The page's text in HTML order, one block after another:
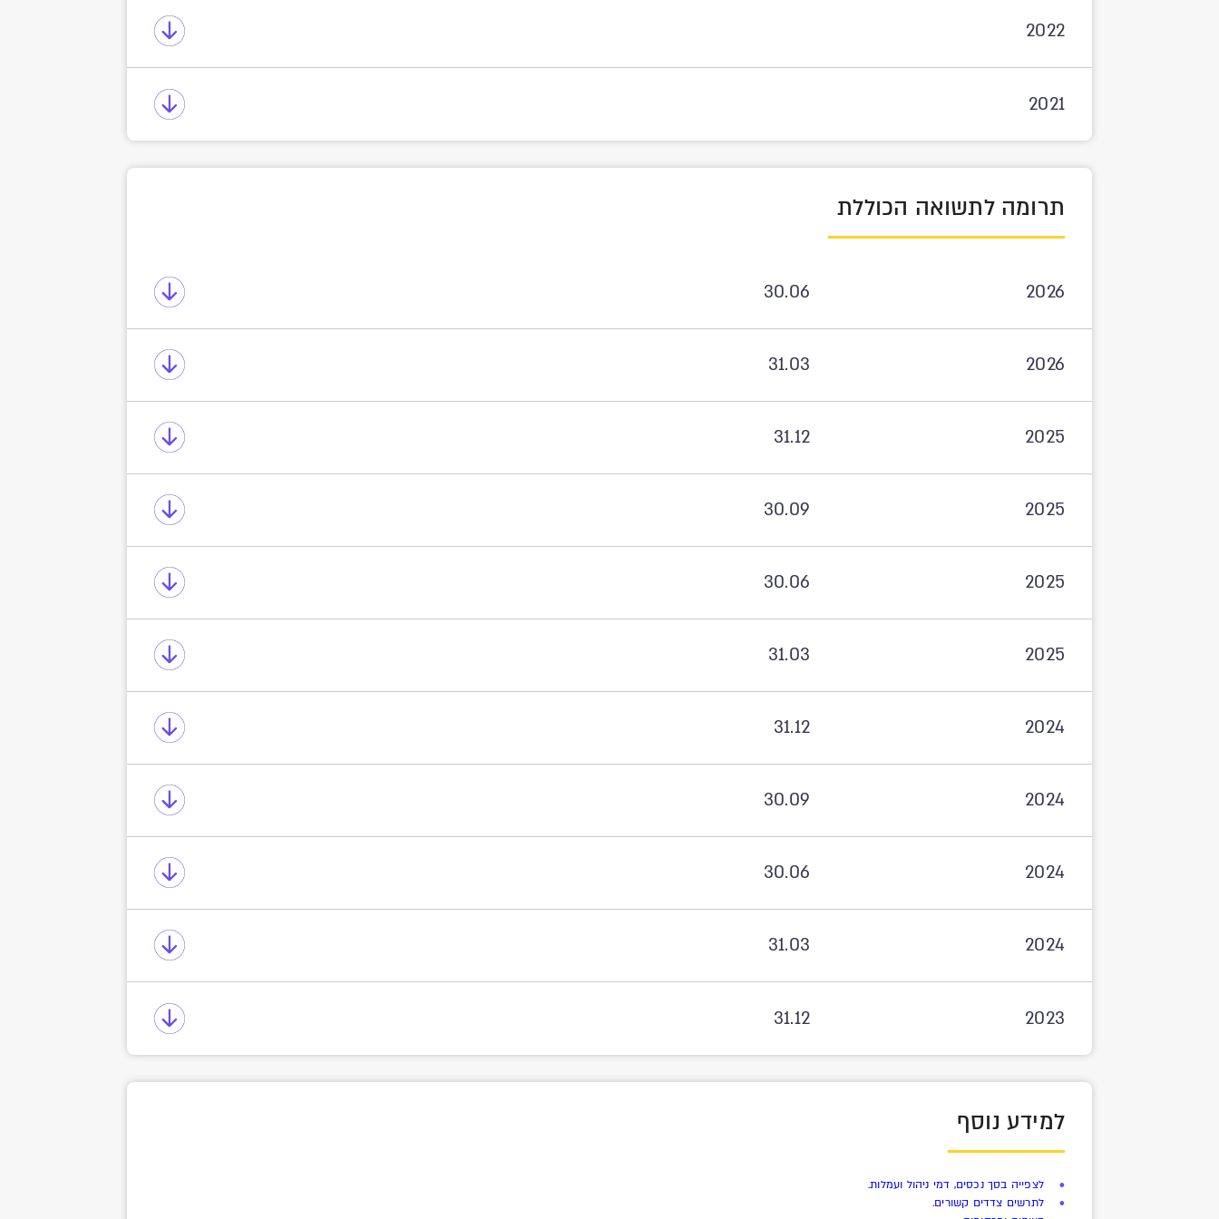
2022
2021
תרומה לתשואה הכוללת
2026
30.06
2026
31.03
2025
31.12
2025
30.09
2025
30.06
2025
31.03
2024
31.12
2024
30.09
2024
30.06
2024
31.03
2023
31.12
למידע נוסף
לצפייה בסך נכסים, דמי ניהול ועמלות.
לתרשים צדדים קשורים.